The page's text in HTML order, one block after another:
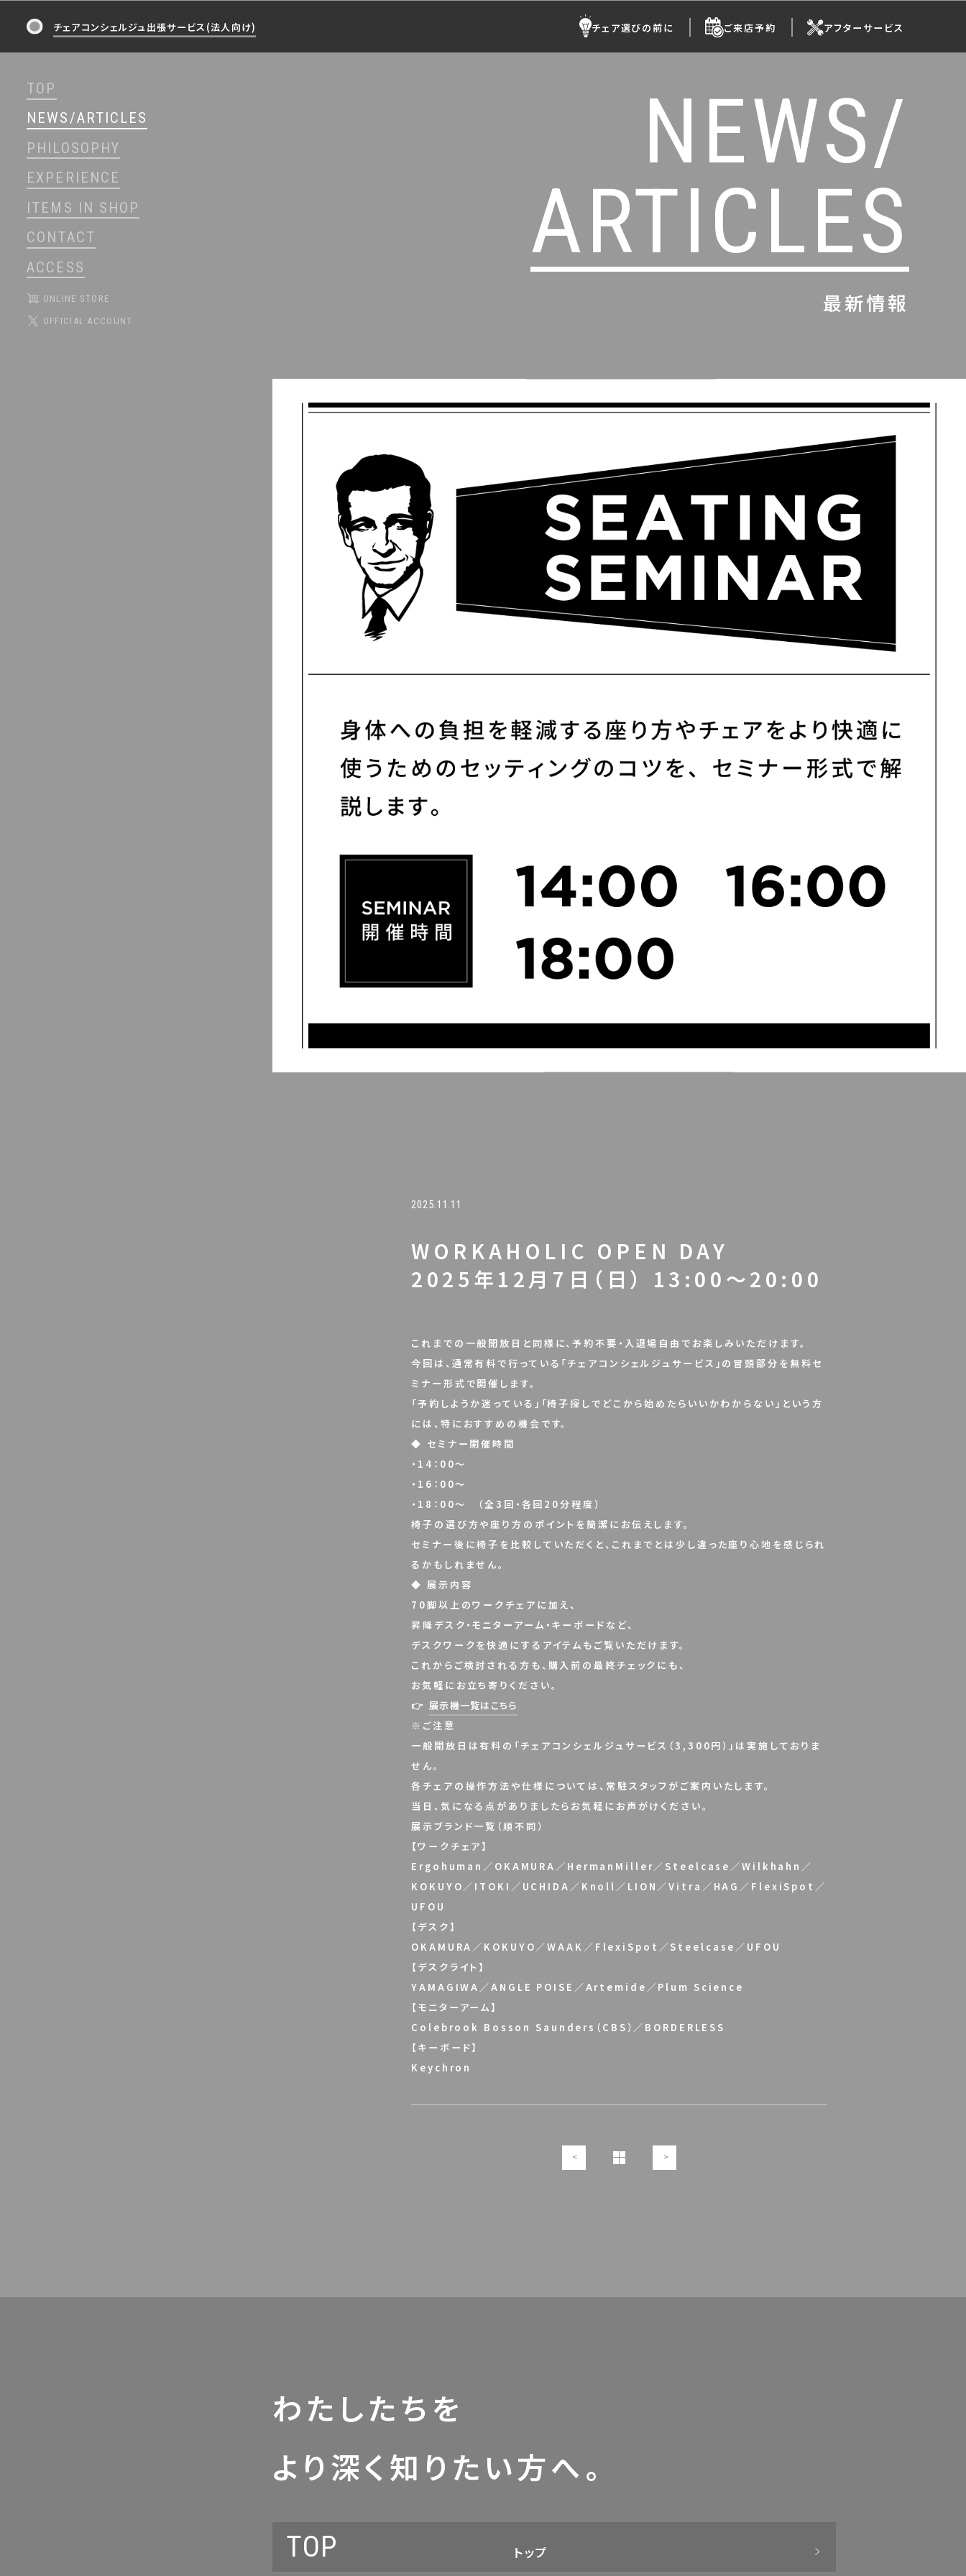
TOP
NEWS/ARTICLES
PHILOSOPHY
EXPERIENCE
ITEMS IN SHOP
CONTACT
ACCESS
ONLINE STORE
OFFICIAL ACCOUNT
チェアコンシェルジュ出張サービス(法人向け) チェア選びの前に ご来店予約 アフターサービス
NEWS/
ARTICLES
最新情報
2025.11.11
WORKAHOLIC OPEN DAY
2025年12月7日（日） 13:00～20:00
これまでの一般開放日と同様に、予約不要・入退場自由 でお楽しみいただけます。
今回は、通常有料で行っている「チェアコンシェルジュサービス」の冒頭部分を 無料セ
ミナー形式 で開催します。
「予約しようか迷っている」「椅子探しでどこから始めたらいいかわからない」という方
には、特におすすめの機会です。
◆ セミナー開催時間
・14：00～
・16：00～
・18：00～ （全3回・各回20分程度）
椅子の選び方や座り方のポイントを簡潔にお伝えします。
セミナー後に椅子を比較していただくと、これまでとは少し違った座り心地を感じられ
るかもしれません。
◆ 展示内容
70脚以上のワークチェアに加え、
昇降デスク・モニターアーム・キーボードなど、
デスクワークを快適にするアイテムもご覧いただけます。
これからご検討される方も、購入前の最終チェックにも、
お気軽にお立ち寄りください。
👉 展示機一覧はこちら
※ご注意
一般開放日は有料の「チェアコンシェルジュサービス（3,300円）」は実施しておりま
せん。
各チェアの操作方法や仕様については、常駐スタッフがご案内いたします。
当日、気になる点がありましたらお気軽にお声がけください。
展示ブランド一覧（順不同）
【ワークチェア】
Ergohuman／OKAMURA／HermanMiller／Steelcase／Wilkhahn／
KOKUYO／ITOKI／UCHIDA／Knoll／LION／Vitra／HAG／FlexiSpot／
UFOU
【デスク】
OKAMURA／KOKUYO／WAAK／FlexiSpot／Steelcase／UFOU
【デスクライト】
YAMAGIWA／ANGLE POISE／Artemide／Plum Science
【モニターアーム】
Colebrook Bosson Saunders（CBS）／BORDERLESS
【キーボード】
Keychron
わたしたちを
より深く知りたい方へ。
TOP トップ